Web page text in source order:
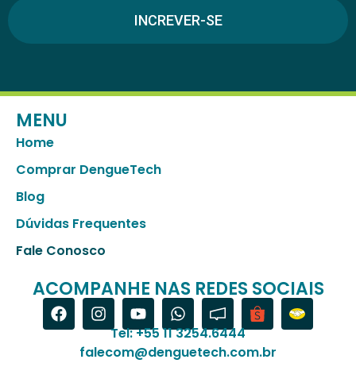
INCREVER-SE
MENU
Home
Comprar DengueTech
Blog
Dúvidas Frequentes
Fale Conosco
ACOMPANHE NAS REDES SOCIAIS
Tel: +55 11 3254.6444
falecom@denguetech.com.br